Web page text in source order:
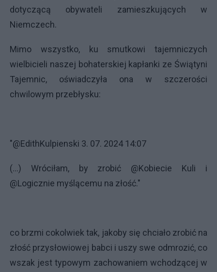
dotyczącą obywateli zamieszkujących w
Niemczech.
Mimo wszystko, ku smutkowi tajemniczych
wielbicieli naszej bohaterskiej kapłanki ze Świątyni
Tajemnic, oświadczyła ona w szczerości
chwilowym przebłysku:
"@EdithKulpienski 3. 07. 2024 14:07
(...) Wróciłam, by zrobić @Kobiecie Kuli i
@Logicznie myślącemu na złość."
co brzmi cokolwiek tak, jakoby się chciało zrobić na
złość przysłowiowej babci i uszy swe odmrozić, co
wszak jest typowym zachowaniem wchodzącej w